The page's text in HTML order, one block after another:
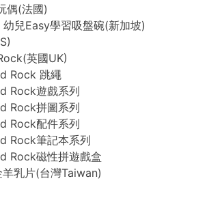
偶(法國)
兒Easy學習吸盤碗(新加坡)
英國UK)
Rock 跳繩
Rock遊戲系列
Rock拼圖系列
Rock配件系列
Rock筆記本系列
Rock磁性拼遊戲盒
乳片(台灣Taiwan)